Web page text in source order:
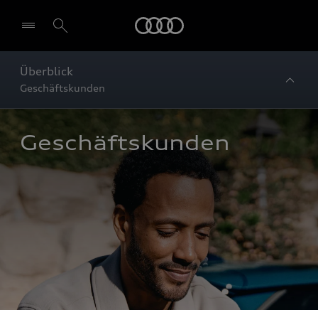
Überblick
Geschäftskunden
Geschäftskunden